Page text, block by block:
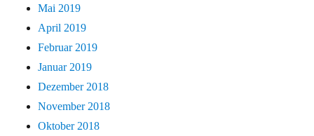
Mai 2019
April 2019
Februar 2019
Januar 2019
Dezember 2018
November 2018
Oktober 2018